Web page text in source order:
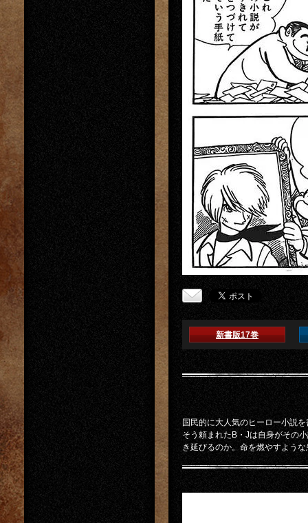
新書版17巻
国民的に大人気のヒーロー小説
そう頼まれたB・Jは自身がその
き延びるのか。命を燃やすよう